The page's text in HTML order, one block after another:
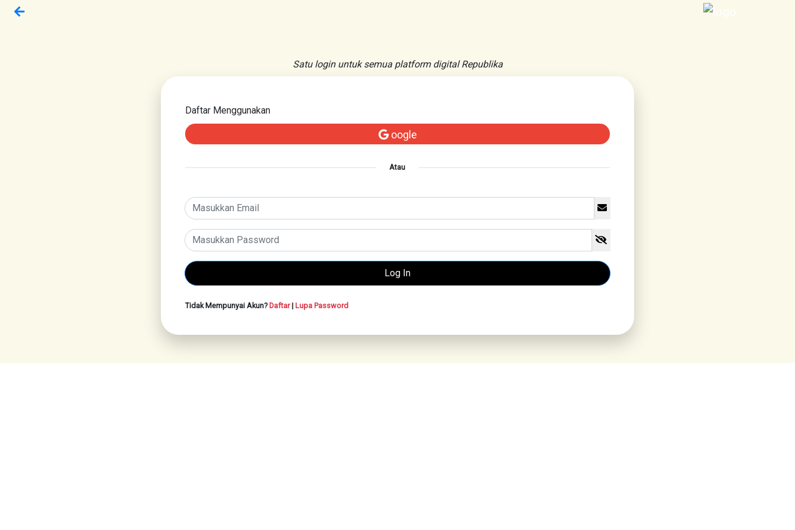
Satu login untuk semua platform digital Republika
Daftar Menggunakan
oogle
Atau
Tidak Mempunyai Akun?Daftar| Lupa Password